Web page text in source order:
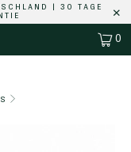
| 30 TAGE
0